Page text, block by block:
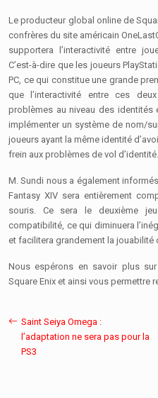
Le producteur global online de
confrères du site américain
supportera l’interactivité entre
C’est-à-dire que les joueurs
PC, ce qui constitue une grande
que l’interactivité entre ces
problèmes au niveau des identités
implémenter un système de nom/
joueurs ayant la même identité
frein aux problèmes de vol d’identité.
M. Sundi nous a également
Fantasy XIV sera entièrement
souris. Ce sera le deuxième
compatibilité, ce qui diminuera
et facilitera grandement la jouabilité
Nous espérons en savoir plus
Square Enix et ainsi vous permettre
Saint Seiya Omega :
l’adaptation ne sera pas pour la
PS3